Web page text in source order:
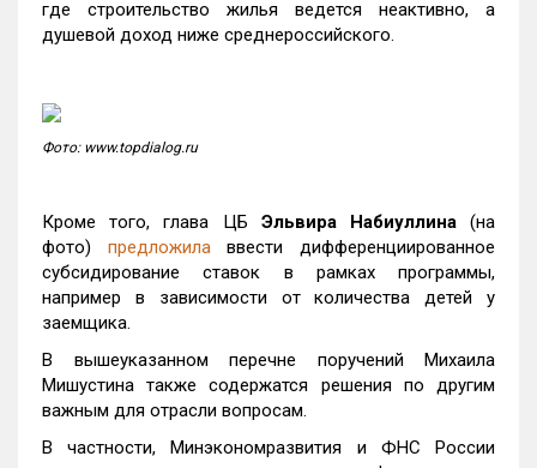
где строительство жилья ведется неактивно, а
душевой доход ниже среднероссийского.
Фото: www.topdialog.ru
Кроме того, глава ЦБ Эльвира Набиуллина(на
фото) предложилаввести дифференциированное
субсидирование ставок в рамках программы,
например в зависимости от количества детей у
заемщика.
В вышеуказанном перечне поручений Михаила
Мишустина также содержатся решения по другим
важным для отрасли вопросам.
В частности, Минэкономразвития и ФНС России